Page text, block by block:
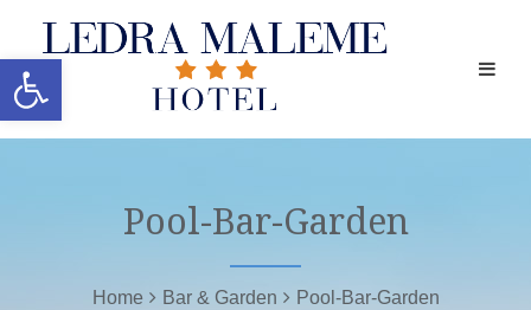
Ανοίξτε τη γραμμή εργαλείων
Pool-Bar-Garden
Home Bar & Garden Pool-Bar-Garden